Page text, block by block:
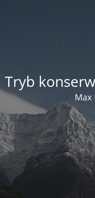
Tryb
Max